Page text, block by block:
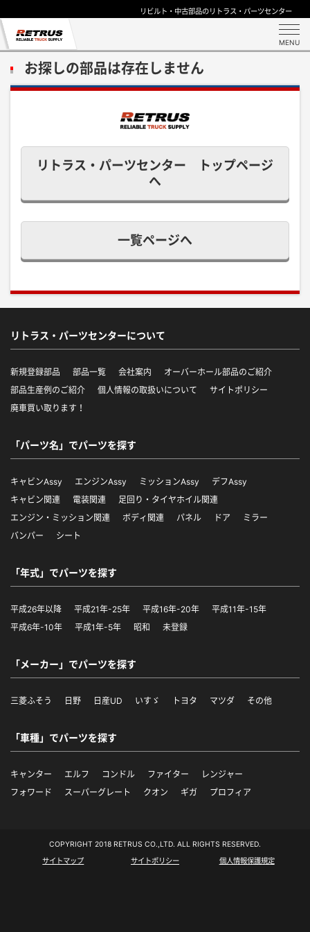
リビルト・中古部品のリトラス・パーツセンター
MENU
お探しの部品は存在しません
リトラス・パーツセンター トップページ
へ
一覧ページへ
リトラス・パーツセンターについて
新規登録部品 部品一覧 会社案内
オーバーホール部品のご紹介
部品生産例のご紹介
個人情報の取扱いについて
サイトポリシー
廃車買い取ります！
「パーツ名」でパーツを探す
キャビンAssy エンジンAssy ミッションAssy
デフAssy
キャビン関連
電装関連
足回り・タイヤホイル関連
エンジン・ミッション関連
ボディ関連 パネル ドア
ミラー
バンパー
シート
「年式」でパーツを探す
平成26年以降 平成21年-25年 平成16年-20年
平成11年-15年
平成6年-10年
平成1年-5年 昭和 未登録
「メーカー」でパーツを探す
三菱ふそう 日野 日産UD いすゞ トヨタ マツダ その他
「車種」でパーツを探す
キャンター エルフ コンドル ファイター
レンジャー
フォワード
スーパーグレート クオン ギガ プロフィア
COPYRIGHT 2018 RETRUS CO.,LTD. ALL RIGHTS RESERVED.
サイトマップ
サイトポリシー 個人情報保護規定